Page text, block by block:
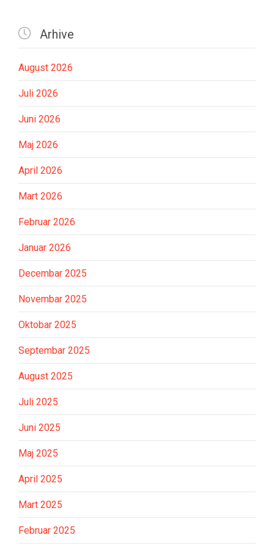
 Arhive
August 2026
Juli 2026
Juni 2026
Maj 2026
April 2026
Mart 2026
Februar 2026
Januar 2026
Decembar 2025
Novembar 2025
Oktobar 2025
Septembar 2025
August 2025
Juli 2025
Juni 2025
Maj 2025
April 2025
Mart 2025
Februar 2025